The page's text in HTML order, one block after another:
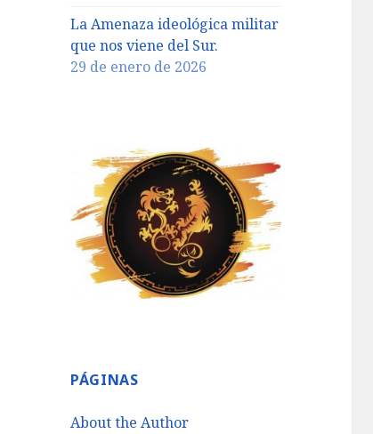
La Amenaza ideológica militar
que nos viene del Sur.
29 de enero de 2026
PÁGINAS
About the Author